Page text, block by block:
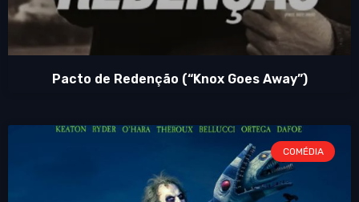
Pacto de Redenção (“Knox Goes Away”)
COMÉDIA